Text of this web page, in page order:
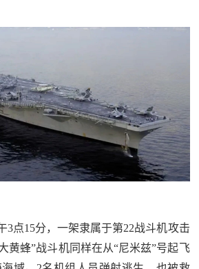
政
热
点
追
国
防
3点15分，一架隶属于第22战斗机攻击
黄蜂”战斗机同样在从“尼米兹”号起飞